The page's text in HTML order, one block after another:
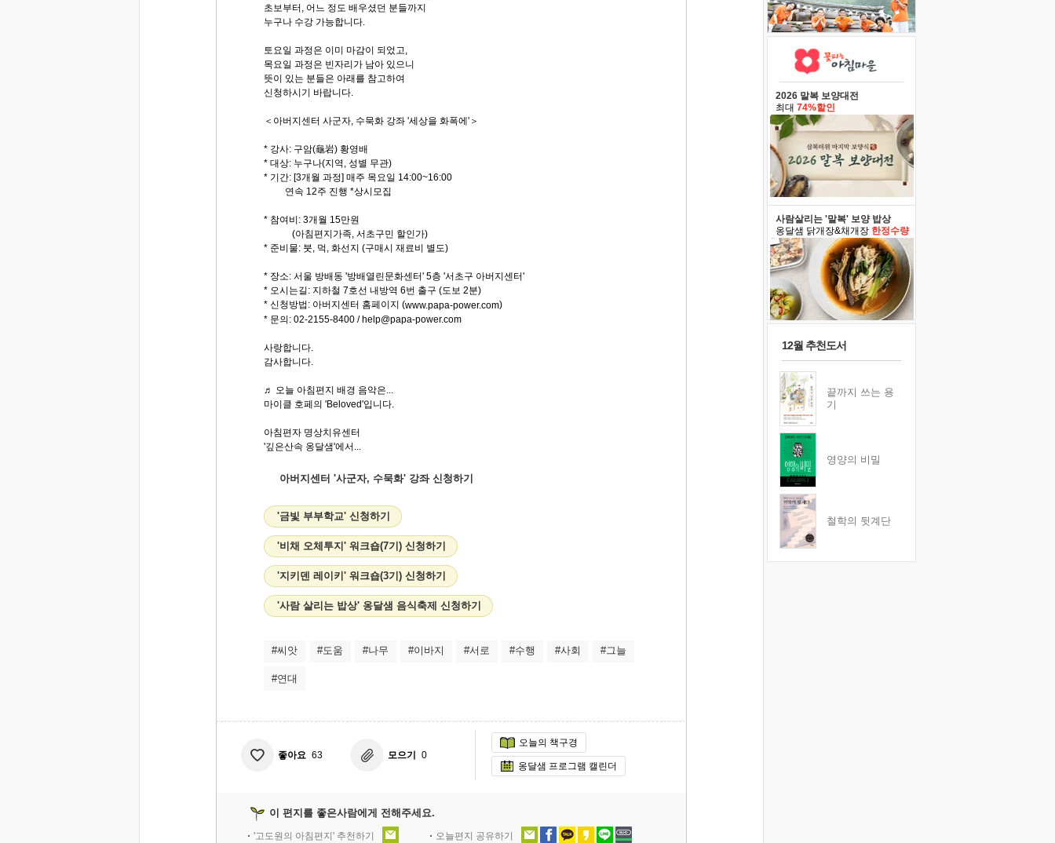
초보부터, 어느 정도 배우셨던 분들까지
누구나 수강 가능합니다.
토요일 과정은 이미 마감이 되었고,
목요일 과정은 빈자리가 남아 있으니
뜻이 있는 분들은 아래를 참고하여
신청하시기 바랍니다.
＜아버지센터 사군자, 수묵화 강좌 '세상을 화폭에'＞
* 강사: 구암(龜岩) 황영배
* 대상: 누구나(지역, 성별 무관)
* 기간: [3개월 과정] 매주 목요일 14:00~16:00
연속 12주 진행 *상시모집
* 참여비: 3개월 15만원
(아침편지가족, 서초구민 할인가)
* 준비물: 붓, 먹, 화선지 (구매시 재료비 별도)
* 장소: 서울 방배동 '방배열린문화센터' 5층 '서초구 아버지센터'
* 오시는길: 지하철 7호선 내방역 6번 출구 (도보 2분)
* 신청방법: 아버지센터 홈페이지 (www.papa-power.com)
* 문의: 02-2155-8400 / help@papa-power.com
사랑합니다.
감사합니다.
♬ 오늘 아침편지 배경 음악은...
마이클 호페의 'Beloved'입니다.
아침편자 명상치유센터
'깊은산속 옹달샘'에서...
아버지센터 '사군자, 수묵화' 강좌 신청하기
'금빛 부부학교' 신청하기
'비채 오체투지' 워크숍(7기) 신청하기
'지키덴 레이키' 워크숍(3기) 신청하기
'사람 살리는 밥상' 옹달샘 음식축제 신청하기
#씨앗 #도움 #나무 #이바지 #서로 #수행 #사회 #그늘
#연대
좋아요 63 모으기 0
오늘의 책구경
옹달샘 프로그램 캘린더
이 편지를 좋은사람에게 전해주세요.
'고도원의 아침편지' 추천하기 오늘편지 공유하기
2026 말복 보양대전
최대 74%할인
사람살리는 '말복' 보양 밥상
옹달샘 닭개장&채개장 한정수량
12월 추천도서
끝까지 쓰는 용
기
영양의 비밀
철학의 뒷계단